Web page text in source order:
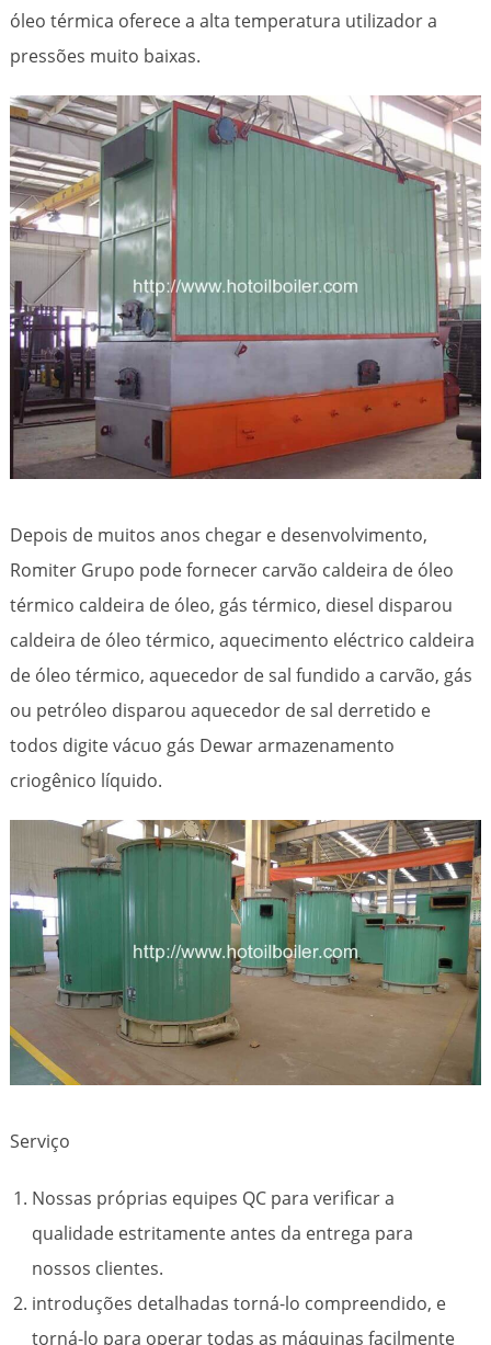
óleo térmica oferece a alta temperatura utilizador a
pressões muito baixas.
Depois de muitos anos chegar e desenvolvimento,
Romiter Grupo pode fornecer carvão caldeira de óleo
térmico caldeira de óleo, gás térmico, diesel disparou
caldeira de óleo térmico, aquecimento eléctrico caldeira
de óleo térmico, aquecedor de sal fundido a carvão, gás
ou petróleo disparou aquecedor de sal derretido e
todos digite vácuo gás Dewar armazenamento
criogênico líquido.
Serviço
Nossas próprias equipes QC para verificar a
qualidade estritamente antes da entrega para
nossos clientes.
introduções detalhadas torná-lo compreendido, e
torná-lo para operar todas as máquinas facilmente